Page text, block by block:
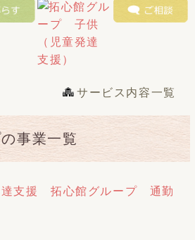
サービス内容一覧
事業一覧